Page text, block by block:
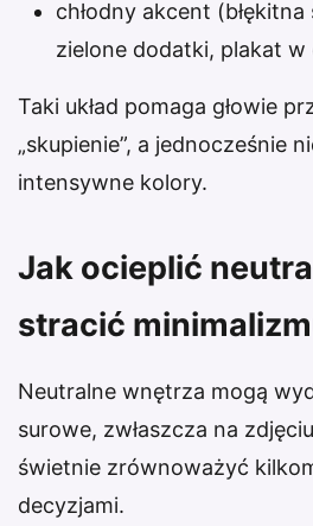
chłodny akcent
zielone dodatki, plakat w
Taki układ pomaga głowie
„skupienie”, a jednocześnie
intensywne kolory.
Jak ocieplić
stracić
Neutralne wnętrza mogą
surowe, zwłaszcza na
świetnie zrównoważyć
decyzjami.